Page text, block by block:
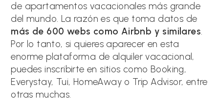
de apartamentos vacacionales más grande
del mundo. La razón es que toma datos de
más de 600 webs como Airbnb y similares.
Por lo tanto, si quieres aparecer en esta
enorme plataforma de alquiler vacacional,
puedes inscribirte en sitios como Booking,
Everystay, Tui, HomeAway o Trip Advisor, entre
otras muchas.